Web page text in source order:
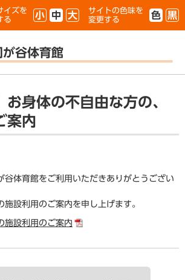
イズを
る
小 中 大
サイトの色味を
変更する
色 黒
谷体育館
お身体の不自由な方の、
案内
谷体育館をご利用いただきありがとうござい
施設利用のご案内を申し上げます。
施設利用のご案内